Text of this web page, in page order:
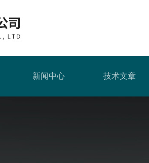
新闻中心 技术文章